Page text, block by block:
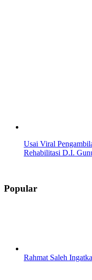
Usai Viral
Rehabilitasi D.I.
Popular
Rahmat Saleh